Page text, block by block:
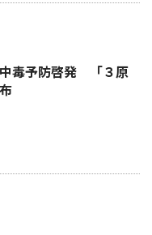
毒予防啓発 「３原